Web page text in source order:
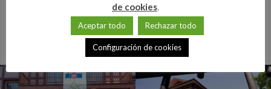
Presupuesto Ciegode cookies.
Aceptar todo Rechazar todo
Configuración de cookies